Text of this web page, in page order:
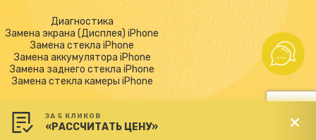
Диагностика
Замена экрана (Дисплея) iPhone
Замена стекла iPhone
Замена аккумулятора iPhone
Замена заднего стекла iPhone
Замена стекла камеры iPhone
ЗА 5 КЛИКОВ
«РАССЧИТАТЬ ЦЕНУ»